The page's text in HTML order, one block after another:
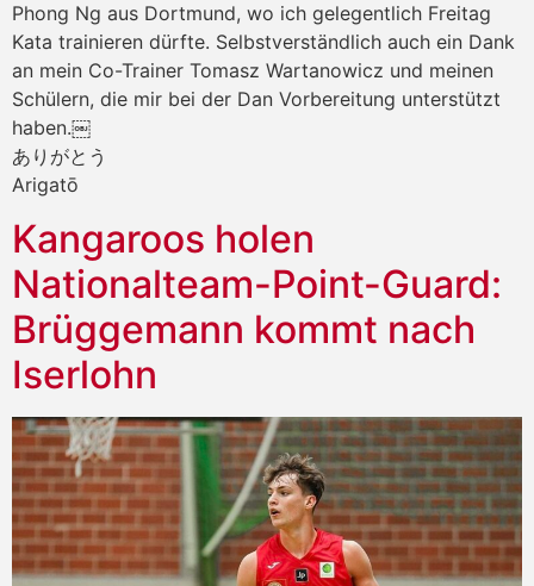
Phong Ng aus Dortmund, wo ich gelegentlich Freitag
Kata trainieren dürfte. Selbstverständlich auch ein Dank
an mein Co-Trainer Tomasz Wartanowicz und meinen
Schülern, die mir bei der Dan Vorbereitung unterstützt
haben.￼
ありがとう
Arigatō
Kangaroos holen
Nationalteam-Point-Guard:
Brüggemann kommt nach
Iserlohn